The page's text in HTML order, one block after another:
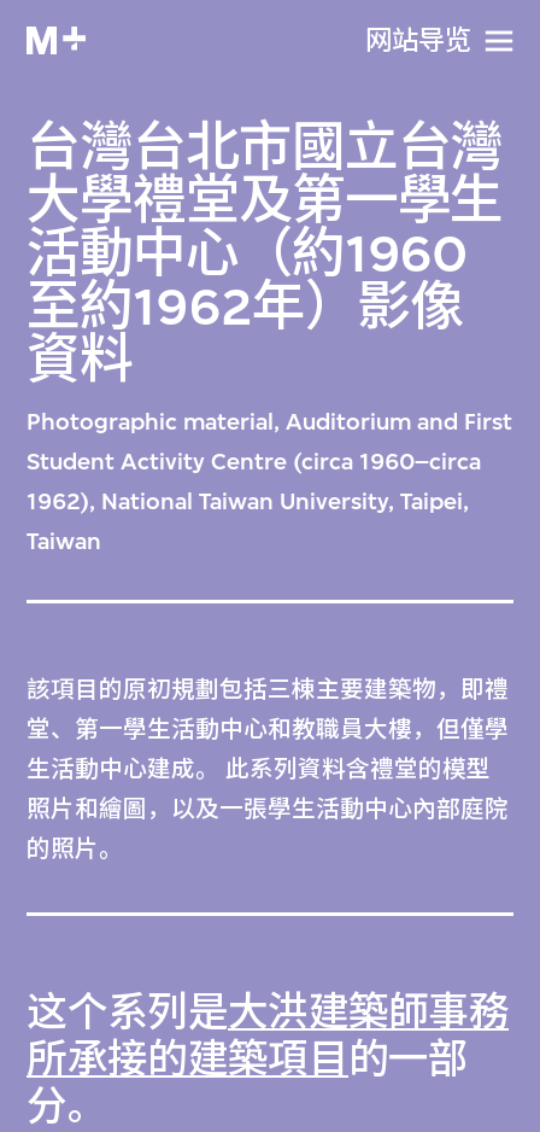
网站导览
台灣台北市國立台灣
大學禮堂及第一學生
活動中心（約1960
至約1962年）影像
資料
Photographic material, Auditorium and First
Student Activity Centre (circa 1960–circa
1962), National Taiwan University, Taipei,
Taiwan
該項目的原初規劃包括三棟主要建築物，即禮
堂、第一學生活動中心和教職員大樓，但僅學
生活動中心建成。 此系列資料含禮堂的模型
照片和繪圖，以及一張學生活動中心內部庭院
的照片。
这个系列是大洪建築師事務
所承接的建築項目 的一部
分。